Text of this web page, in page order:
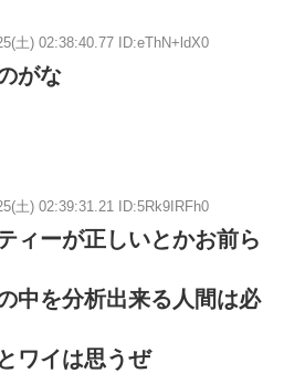
土) 02:38:40.77 ID:eThN+ldX0
がな
土) 02:39:31.21 ID:5Rk9IRFh0
ィーが正しいとかお前ら
中を分析出来る人間は必
ワイは思うぜ